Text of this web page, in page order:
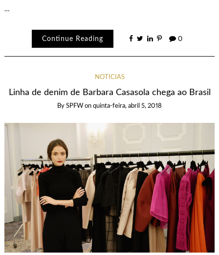
…
Continue Reading 0
NOTÍCIAS
Linha de denim de Barbara Casasola chega ao Brasil
By SPFW on quinta-feira, abril 5, 2018